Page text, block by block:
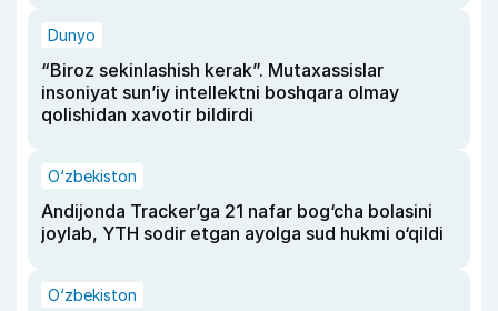
Dunyo
“Biroz sekinlashish kerak”. Mutaxassislar
insoniyat sun’iy intellektni boshqara olmay
qolishidan xavotir bildirdi
O‘zbekiston
Andijonda Tracker’ga 21 nafar bog‘cha bolasini
joylab, YTH sodir etgan ayolga sud hukmi o‘qildi
O‘zbekiston